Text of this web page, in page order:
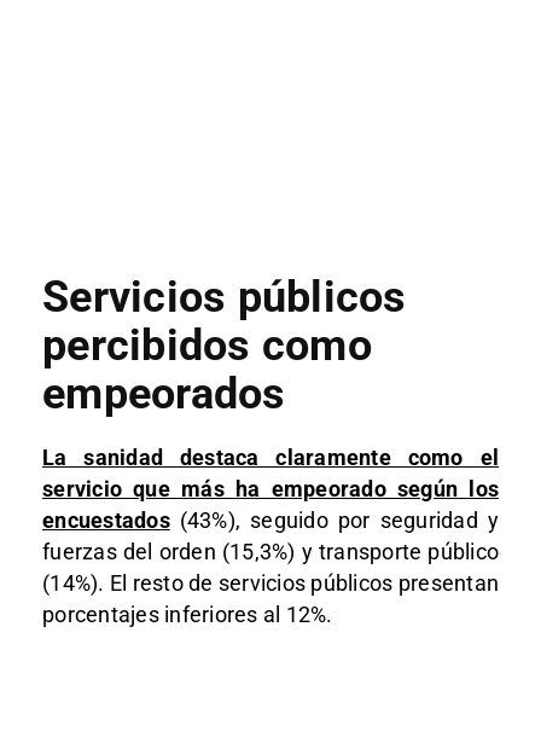
Servicios públicos
percibidos como
empeorados
La sanidad destaca claramente como el
servicio que más ha empeorado según los
encuestados(43%), seguido por seguridad y
fuerzas del orden (15,3%) y transporte público
(14%). El resto de servicios públicos presentan
porcentajes inferiores al 12%.​